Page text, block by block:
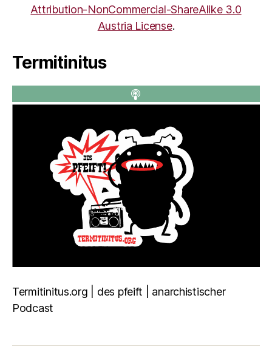
Attribution-NonCommercial-ShareAlike 3.0
Austria License.
Termitinitus
Termitinitus.org | des pfeift | anarchistischer
Podcast